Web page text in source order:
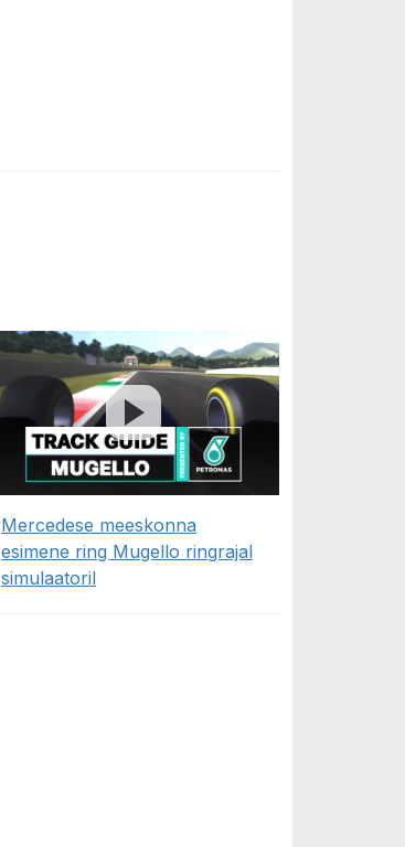
Mercedese meeskonna
esimene ring Mugello ringrajal
simulaatoril